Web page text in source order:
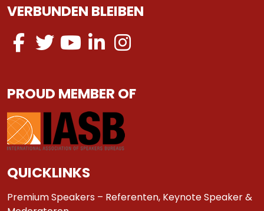
VERBUNDEN BLEIBEN
PROUD MEMBER OF
QUICKLINKS
Premium Speakers – Referenten, Keynote Speaker &